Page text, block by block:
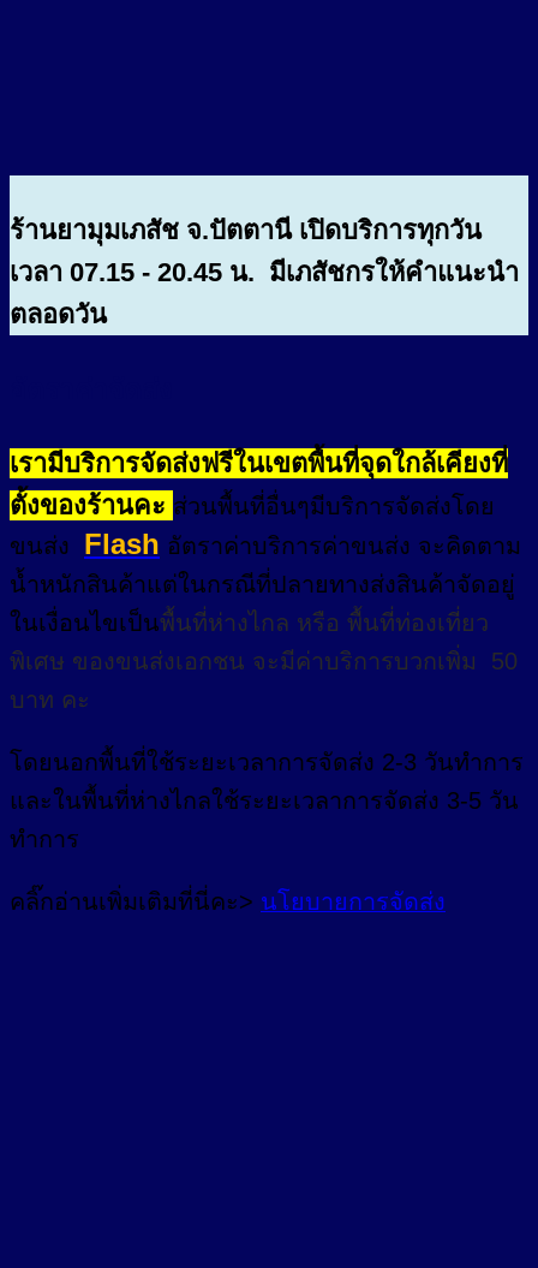
ร้านยามุมเภสัช จ.ปัตตานี เปิดบริการทุกวัน
เวลา 07.15 - 20.45 น. มีเภสัชกรให้คำแนะนำ
ตลอดวัน
เรามีบริการจัดส่งฟรีในเขตพื้นที่จุดใกล้เคียงที่
ตั้งของร้านคะ ส่วนพื้นที่อื่นๆมีบริการจัดส่งโดย
ขนส่ง Flash อัตราค่าบริการค่าขนส่ง จะคิดตาม
น้ำหนักสินค้าแต่ในกรณีที่ปลายทางส่งสินค้าจัดอยู่
ในเงื่อนไขเป็นพื้นที่ห่างไกล หรือ พื้นที่ท่องเที่ยว
พิเศษ ของขนส่งเอกชน จะมีค่าบริการบวกเพิ่ม 50
บาท คะ
โดยนอกพื้นที่ใช้ระยะเวลาการจัดส่ง 2-3 วันทำการ
และในพื้นที่ห่างไกลใช้ระยะเวลาการจัดส่ง 3-5 วัน
ทำการ
คลิ๊กอ่านเพิ่มเติมที่นี่คะ> นโยบายการจัดส่ง